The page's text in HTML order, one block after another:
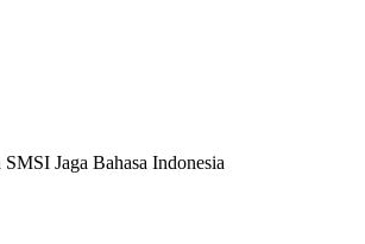
Jaga Bahasa Indonesia